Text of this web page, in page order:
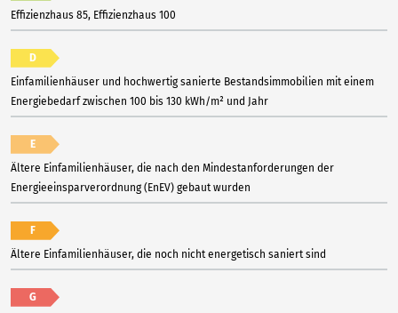
Effizienzhaus 85, Effizienzhaus 100
D
Einfamilienhäuser und hochwertig sanierte Bestandsimmobilien mit einem
Energiebedarf zwischen 100 bis 130 kWh/m² und Jahr
E
Ältere Einfamilienhäuser, die nach den Mindestanforderungen der
Energieeinsparverordnung (EnEV) gebaut wurden
F
Ältere Einfamilienhäuser, die noch nicht energetisch saniert sind
G